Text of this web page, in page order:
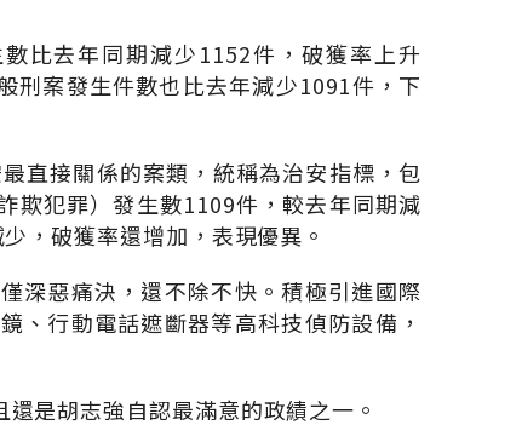
比去年同期減少1152件，破獲率上升
刑案發生件數也比去年減少1091件，下
直接關係的案類，統稱為治安指標，包
欺犯罪）發生數1109件，較去年同期減
，破獲率還增加，表現優異。
深惡痛決，還不除不快。積極引進國際
、行動電話遮斷器等高科技偵防設備，
是胡志強自認最滿意的政績之一。